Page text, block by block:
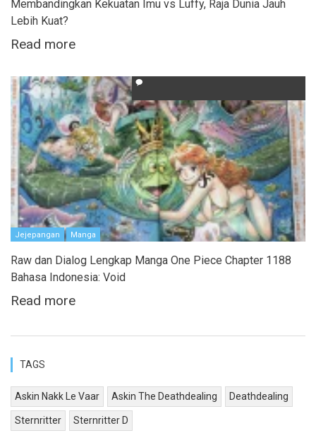
Membandingkan Kekuatan Imu vs Luffy, Raja Dunia Jauh
Lebih Kuat?
Read more
Jejepangan Manga
Raw dan Dialog Lengkap Manga One Piece Chapter 1188
Bahasa Indonesia: Void
Read more
TAGS
Askin Nakk Le Vaar Askin The Deathdealing Deathdealing
Sternritter Sternritter D